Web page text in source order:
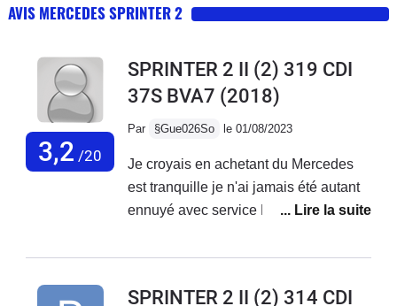
AVIS MERCEDES SPRINTER 2
3,2 /20
SPRINTER 2 II (2) 319 CDI
37S BVA7 (2018)
Par §Gue026So le 01/08/2023
Je croyais en achetant du Mercedes
est tranquille je n'ai jamais été autant
ennuyé avec service Mercedes France
je reste avec mes problèmes sur le
mois avec 20000 kmBatterie qui a
SPRINTER 2 II (2) 314 CDI